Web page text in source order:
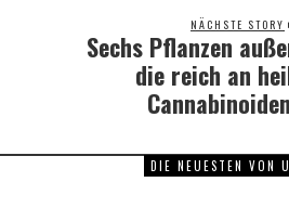
NÄCHSTE STORY
Next
post:
Sechs Pflanzen
die reich an
DIE NEUESTEN VON